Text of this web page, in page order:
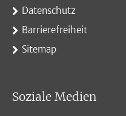
Datenschutz
Barrierefreiheit
Sitemap
Soziale Medien